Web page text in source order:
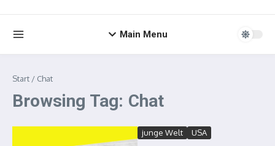
Main Menu
Start / Chat
Browsing Tag: Chat
junge Welt USA